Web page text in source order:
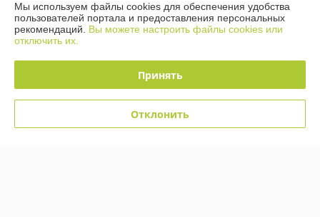
График работы
Политика обработки cookies
Сайт создан на платформе Deal.by
Мы используем файлы cookies для обеспечения удобства
пользователей портала и предоставления персональных
рекомендаций. Вы можете настроить файлы cookies или
отключить их.
Принять
Отклонить